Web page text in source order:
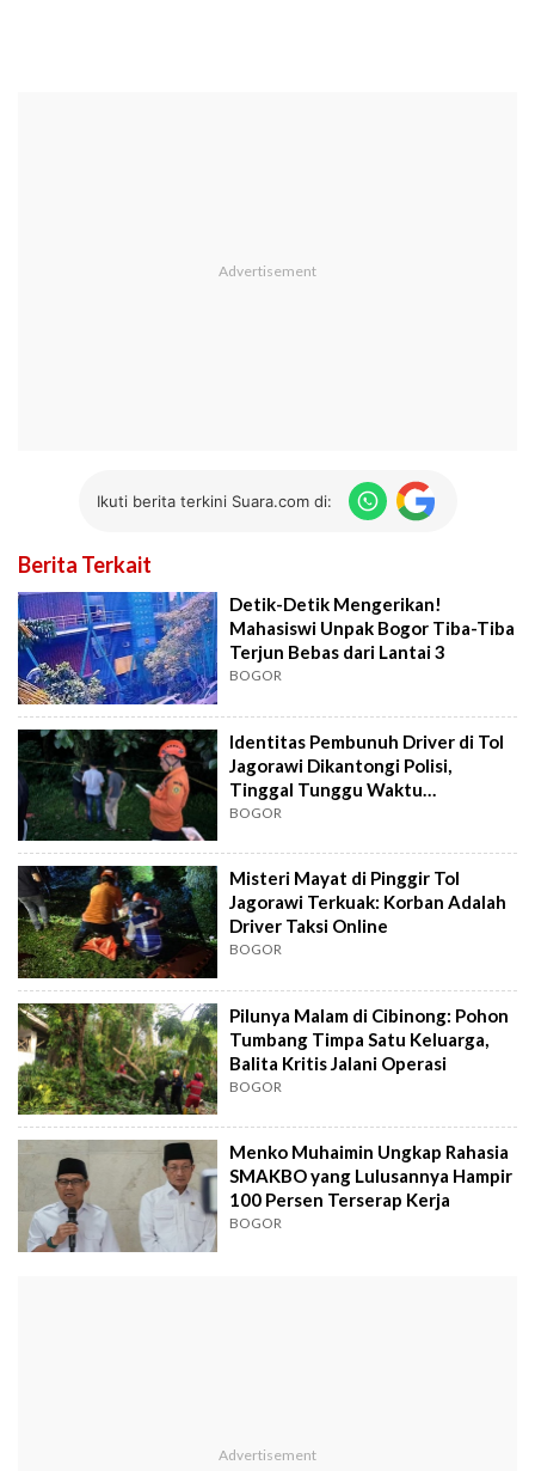
Ikuti berita terkini Suara.com di:
Berita Terkait
Detik-Detik Mengerikan!
Mahasiswi Unpak Bogor Tiba-Tiba
Terjun Bebas dari Lantai 3
BOGOR
Identitas Pembunuh Driver di Tol
Jagorawi Dikantongi Polisi,
Tinggal Tunggu Waktu
Ditangkap!
BOGOR
Misteri Mayat di Pinggir Tol
Jagorawi Terkuak: Korban Adalah
Driver Taksi Online
BOGOR
Pilunya Malam di Cibinong: Pohon
Tumbang Timpa Satu Keluarga,
Balita Kritis Jalani Operasi
BOGOR
Menko Muhaimin Ungkap Rahasia
SMAKBO yang Lulusannya Hampir
100 Persen Terserap Kerja
BOGOR